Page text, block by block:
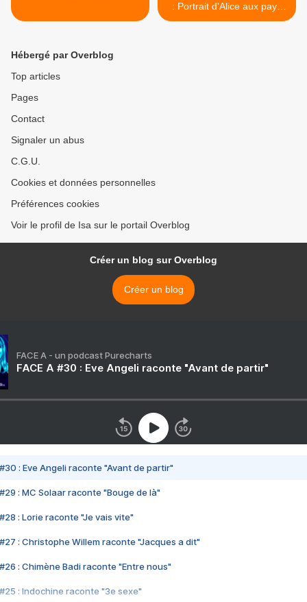
: Portrait d'Alice aux pays
de merveilles - 2017 >
Hébergé par Overblog
Top articles
Pages
Contact
Signaler un abus
C.G.U.
Cookies et données personnelles
Préférences cookies
Voir le profil de Isa sur le portail Overblog
Créer un blog sur Overblog
Créer un blog
FACE A - un podcast Purecharts
FACE A #30 : Eve Angeli raconte "Avant de partir"
#30 : Eve Angeli raconte "Avant de partir"
#29 : MC Solaar raconte "Bouge de là"
#28 : Lorie raconte "Je vais vite"
#27 : Christophe Willem raconte "Jacques a dit"
#26 : Chimène Badi raconte "Entre nous"
#25 : Indochine raconte "3e sexe"